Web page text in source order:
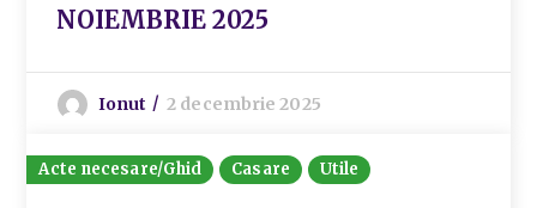
NOIEMBRIE 2025
Ionut 2 decembrie 2025
Acte necesare/Ghid Casare Utile